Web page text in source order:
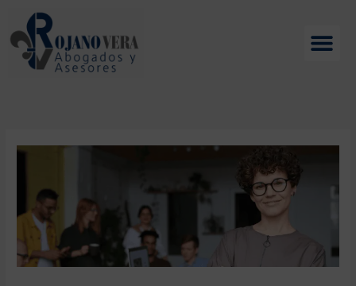
contenido